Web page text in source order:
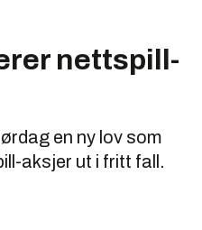
nettspill-
en ny lov som
aksjer ut i fritt fall.